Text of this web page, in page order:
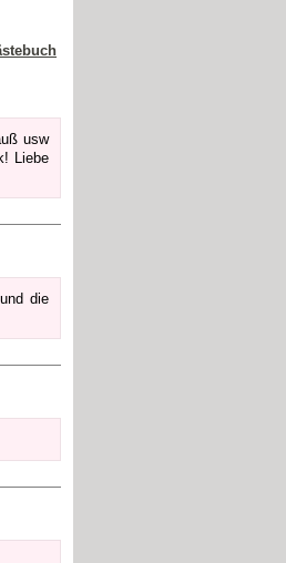
usw
Liebe
die